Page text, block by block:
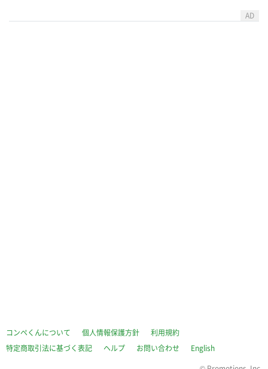
AD
コンペくんについて 個人情報保護方針
利用規約
特定商取引法に基づく表記
ヘルプ お問い合わせ
English